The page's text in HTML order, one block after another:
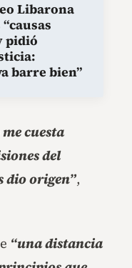
Libarona
pidió
barre bien”
cuesta
del
dio origen”,
“una distancia